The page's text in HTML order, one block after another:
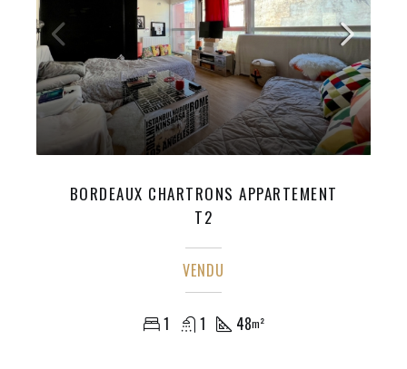
BORDEAUX CHARTRONS APPARTEMENT
T2
VENDU
1 1 48m²